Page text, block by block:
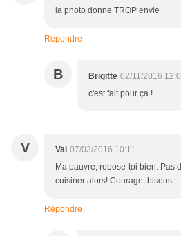
la photo donne TROP envie
Répondre
B Brigitte 02/11/2016
c'est fait pour ça !
V Val 07/03/2016 10:11
Ma pauvre, repose-toi bien. Pas
cuisiner alors! Courage, bisous
Répondre